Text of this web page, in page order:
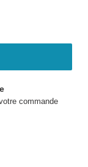
commande